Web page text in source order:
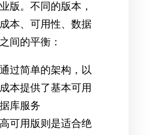
版。不同的版本，
本、可用性、数据
间的平衡：
过简单的架构，以
本提供了基本可用
库服务
可用版则是适合绝